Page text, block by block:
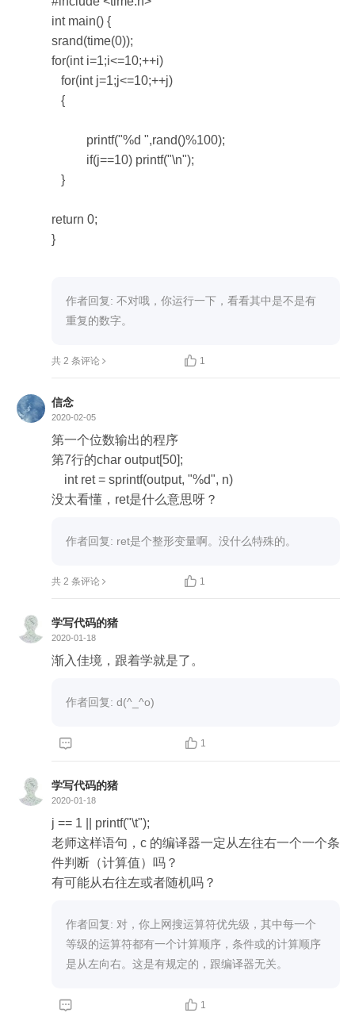
int main() {
srand(time(0));
for(int i=1;i<=10;++i)
   for(int j=1;j<=10;++j)
   {
	   printf("%d ",rand()%100);
	   if(j==10) printf("\n");
   }
return 0;
}
作者回复: 不对哦，你运行一下，看看其中是不是有
重复的数字。
共 2 条评论  1
信念
2020-02-05
第一个位数输出的程序
第7行的char output[50];
    int ret = sprintf(output, "%d", n)
作者回复: ret是个整形变量啊。没什么特殊的。
共 2 条评论  1
学写代码的猪
2020-01-18
渐入佳境，跟着学就是了。
作者回复: d(^_^o)
  1
学写代码的猪
2020-01-18
j == 1 || printf("\t");
老师这样语句，c 的编译器一定从左往右一个一个条
件判断（计算值）吗？
有可能从右往左或者随机吗？
作者回复: 对，你上网搜运算符优先级，其中每一个
等级的运算符都有一个计算顺序，条件或的计算顺序
是从左向右。这是有规定的，跟编译器无关。
  1